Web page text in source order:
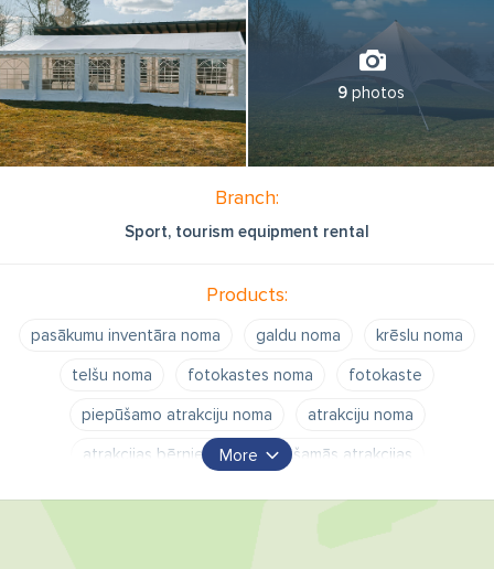
9 photos
Branch:
Sport, tourism equipment rental
Products:
pasākumu inventāra noma galdu noma
krēslu noma
telšu noma
fotokastes noma
fotokaste
piepūšamo atrakciju noma
atrakciju noma
atrakcijas bērniem
piepūšamās atrakcijas
More